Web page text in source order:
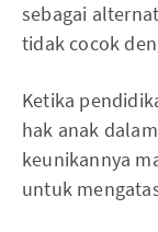
sebagai
tidak cocok
Ketika
hak anak
keunikannya
untuk